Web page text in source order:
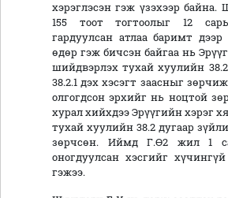
хэрэглэсэн гэж үзэхээр байна.
155 тоот тогтоолыг 12
гардуулсан атлаа баримт
өдөр гэж бичсэн байгаа нь
шийдвэрлэх тухай хуулийн
38.2.1 дэх хэсэгт заасныг
олгогдсон эрхийг нь ноцтой
хурал хийхдээ Эрүүгийн хэрэг
тухай хуулийн 38.2 дугаар
зөрчсөн. Иймд Г.Ө2 жил 1
оногдуулсан хэсгийг
гэжээ.